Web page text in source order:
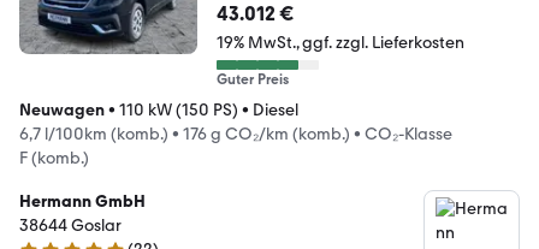
43.012 €
19% MwSt. ggf. zzgl. Lieferkosten
Guter Preis
Neuwagen• 110 kW (150 PS) • Diesel
6,7 l/100km (komb.) • 176 g CO₂/km (komb.) • CO₂-Klasse
F (komb.)
Hermann GmbH
38644 Goslar